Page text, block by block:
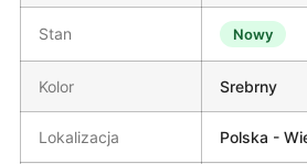
Stan Nowy
Kolor Srebrny
Lokalizacja Polska -